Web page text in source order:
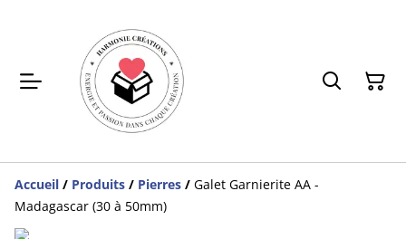
Accueil / Produits / Pierres / Galet Garnierite AA -
Madagascar (30 à 50mm)